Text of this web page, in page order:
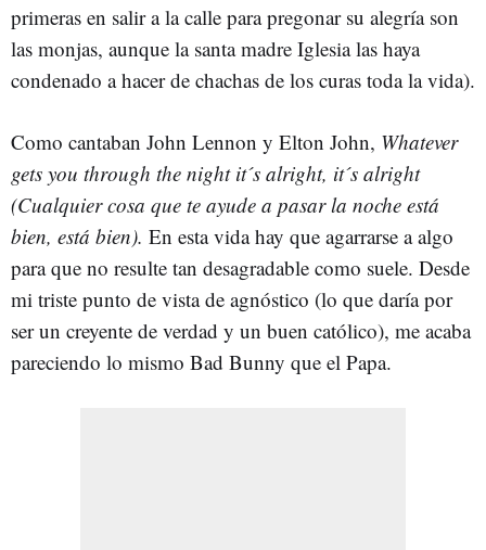
primeras en salir a la calle para pregonar su alegría son
las monjas, aunque la santa madre Iglesia las haya
condenado a hacer de chachas de los curas toda la vida).
Como cantaban John Lennon y Elton John, Whatever
gets you through the night it´s alright, it´s alright
(Cualquier cosa que te ayude a pasar la noche está
bien, está bien). En esta vida hay que agarrarse a algo
para que no resulte tan desagradable como suele. Desde
mi triste punto de vista de agnóstico (lo que daría por
ser un creyente de verdad y un buen católico), me acaba
pareciendo lo mismo Bad Bunny que el Papa.